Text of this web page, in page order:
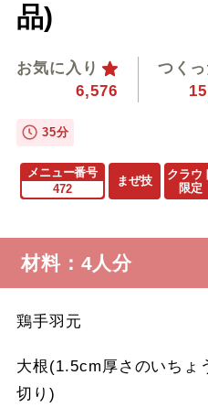
品)
お気に入り
6,576
つく
35分
メニュー番号
472
まぜ技
クラウ
限定
材料：4人分
鶏手羽元
大根(1.5cm厚さのいちょ
切り)